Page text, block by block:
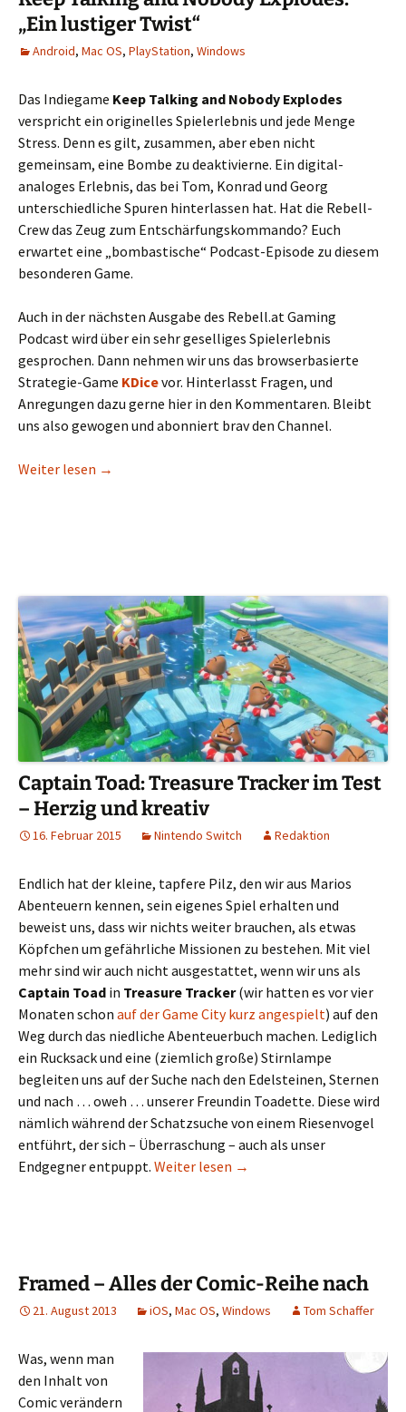
„Ein lustiger Twist“
Android, Mac OS, PlayStation, Windows
Das Indiegame Keep Talking and Nobody Explodes
verspricht ein originelles Spielerlebnis und jede Menge
Stress. Denn es gilt, zusammen, aber eben nicht
gemeinsam, eine Bombe zu deaktivierne. Ein digital-
analoges Erlebnis, das bei Tom, Konrad und Georg
unterschiedliche Spuren hinterlassen hat. Hat die Rebell-
Crew das Zeug zum Entschärfungskommando? Euch
erwartet eine „bombastische“ Podcast-Episode zu diesem
besonderen Game.
Auch in der nächsten Ausgabe des Rebell.at Gaming
Podcast wird über ein sehr geselliges Spielerlebnis
gesprochen. Dann nehmen wir uns das browserbasierte
Strategie-Game KDicevor. Hinterlasst Fragen, und
Anregungen dazu gerne hier in den Kommentaren. Bleibt
uns also gewogen und abonniert brav den Channel.
Weiter lesen Keep Talking and Nobody Explodes: „Ein lustiger
→
Captain Toad: Treasure Tracker im Test
– Herzig und kreativ
16. Februar 2015 Nintendo Switch Redaktion
Endlich hat der kleine, tapfere Pilz, den wir aus Marios
Abenteuern kennen, sein eigenes Spiel erhalten und
beweist uns, dass wir nichts weiter brauchen, als etwas
Köpfchen um gefährliche Missionen zu bestehen. Mit viel
mehr sind wir auch nicht ausgestattet, wenn wir uns als
Captain Toad in Treasure Tracker(wir hatten es vor vier
Monaten schon auf der Game City kurz angespielt) auf den
Weg durch das niedliche Abenteuerbuch machen. Lediglich
ein Rucksack und eine (ziemlich große) Stirnlampe
begleiten uns auf der Suche nach den Edelsteinen, Sternen
und nach … oweh … unserer Freundin Toadette. Diese wird
nämlich während der Schatzsuche von einem Riesenvogel
entführt, der sich – Überraschung – auch als unser
Endgegner entpuppt. Weiter lesen Captain Toad: Treasure
→
Framed – Alles der Comic-Reihe nach
21. August 2013 iOS, Mac OS, Windows Tom Schaffer
Was, wenn man
den Inhalt von
Comic verändern